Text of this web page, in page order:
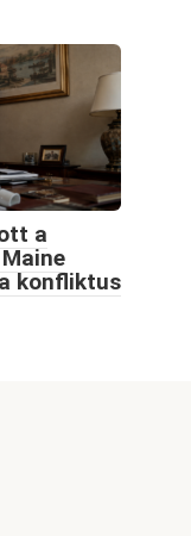
a
konfliktus